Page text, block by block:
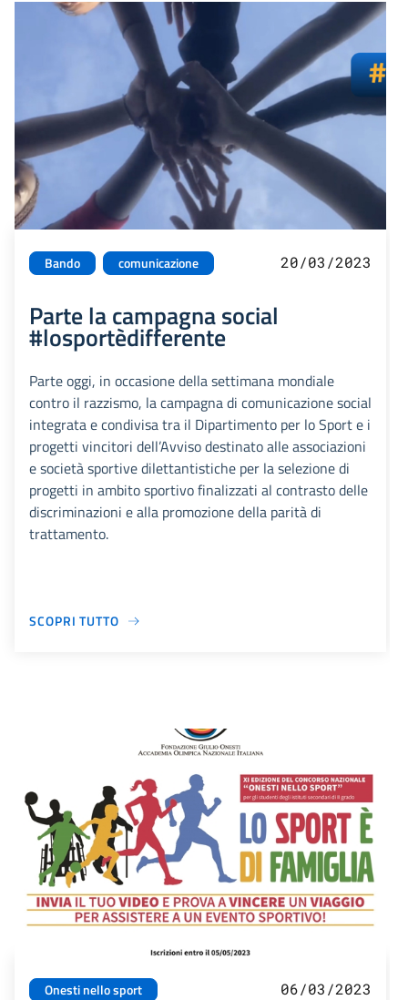
Bando comunicazione 20/03/2023
Parte la campagna social
#losportèdifferente
Parte oggi, in occasione della settimana mondiale
contro il razzismo, la campagna di comunicazione social
integrata e condivisa tra il Dipartimento per lo Sport e i
progetti vincitori dell’Avviso destinato alle associazioni
e società sportive dilettantistiche per la selezione di
progetti in ambito sportivo finalizzati al contrasto delle
discriminazioni e alla promozione della parità di
trattamento.
SCOPRI TUTTO
Onesti nello sport 06/03/2023